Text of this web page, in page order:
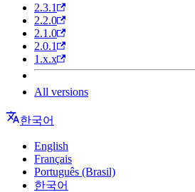
2.3.1
2.2.0
2.1.0
2.0.1
1.x.x
All versions
한국어
English
Français
Português (Brasil)
한국어